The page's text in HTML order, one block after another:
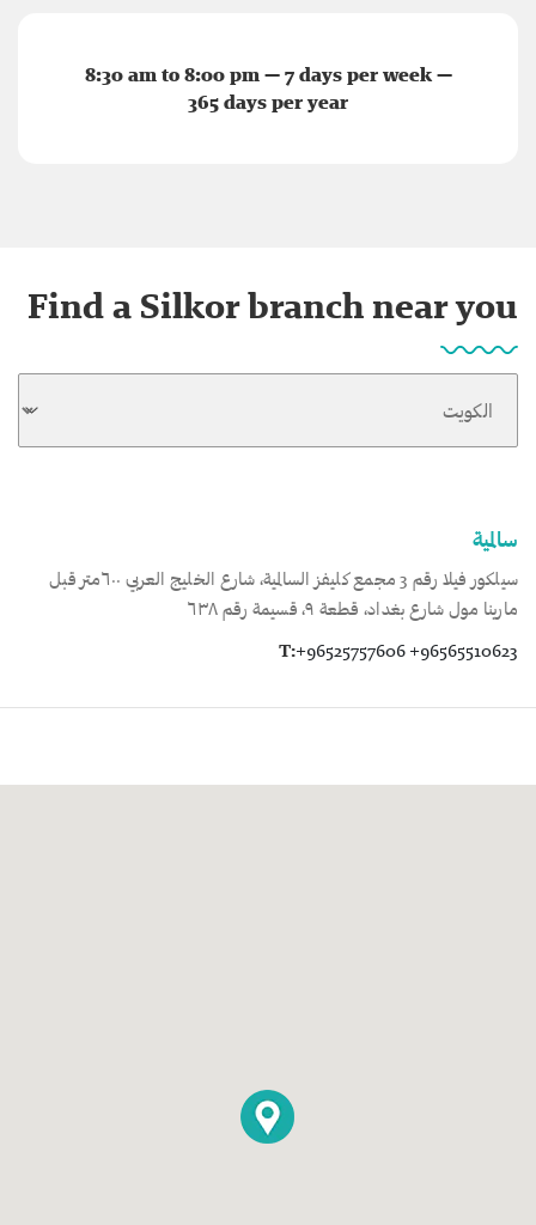
8:30 am to 8:00 pm — 7 days per week —
365 days per year
Find a Silkor branch near you
سالمية
سيلكور فيلا رقم 3 مجمع كليفز السالمية، شارع الخليج العربي ٦٠٠متر قبل
مارينا مول شارع بغداد، قطعة ٩، قسيمة رقم ٦٣٨
T:+96525757606 +96565510623